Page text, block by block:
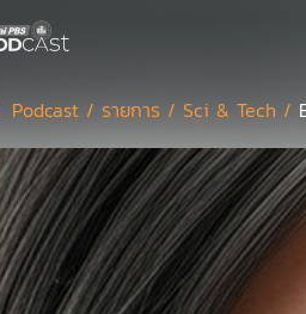
Podcast / รายการ / Sci & Tech /